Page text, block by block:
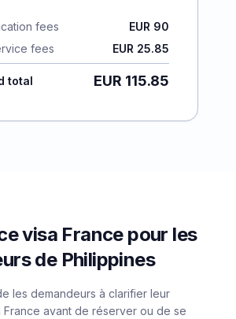
fees
EUR 90
fees
EUR 25.85
total EUR 115.85
visa France pour les
de Philippines
les demandeurs à clarifier leur
avant de réserver ou de se